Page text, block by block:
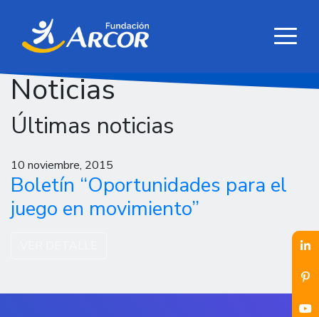
Noticias
Últimas noticias
10 noviembre, 2015
Boletín “Oportunidades para el
juego en movimiento”